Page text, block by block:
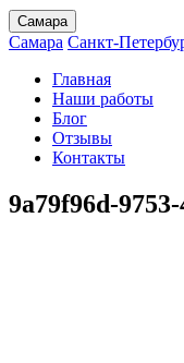
Самара
Самара Санкт-
Главная
Наши работы
Блог
Отзывы
Контакты
9a79f96d-